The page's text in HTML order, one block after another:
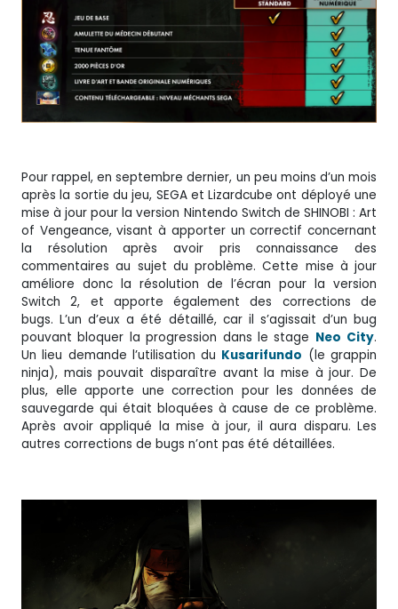
Pour rappel, en septembre dernier, un peu moins d’un mois
après la sortie du jeu, SEGA et Lizardcube ont déployé une
mise à jour pour la version Nintendo Switch de SHINOBI : Art
of Vengeance, visant à apporter un correctif concernant
la résolution après avoir pris connaissance des
commentaires au sujet du problème. Cette mise à jour
améliore donc la résolution de l’écran pour la version
Switch 2, et apporte également des corrections de
bugs. L’un d’eux a été détaillé, car il s’agissait d’un bug
pouvant bloquer la progression dans le stage Neo City.
Un lieu demande l’utilisation du Kusarifundo (le grappin
ninja), mais pouvait disparaître avant la mise à jour. De
plus, elle apporte une correction pour les données de
sauvegarde qui était bloquées à cause de ce problème.
Après avoir appliqué la mise à jour, il aura disparu. Les
autres corrections de bugs n’ont pas été détaillées.